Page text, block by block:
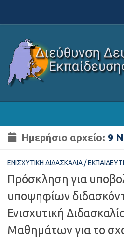
Ημερήσιο αρχείο: 9
ΕΝΙΣΧΥΤΙΚΉ ΔΙΔΑΣΚΑΛΊΑ /
Πρόσκληση για
υποψηφίων
Ενισχυτική
Μαθημάτων για το